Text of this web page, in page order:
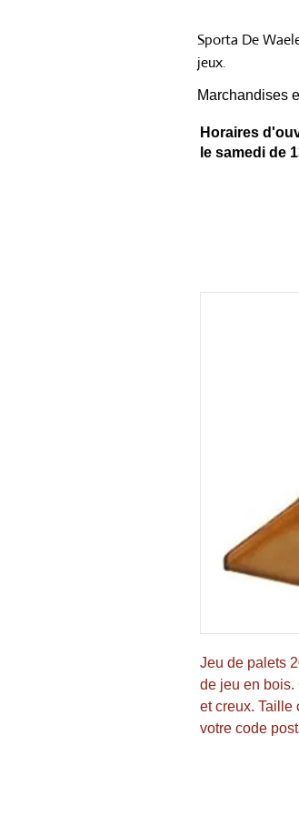
Marchandises
Sporta De
jeux.
Horaires
le samedi de
Jeu de palets
de jeu en bois.
et creux. Taille
votre code